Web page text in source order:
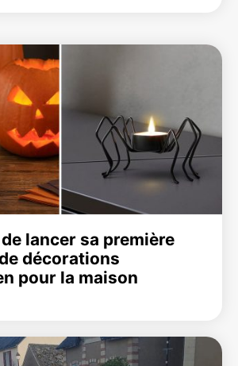
lancer sa première
décorations
pour la maison